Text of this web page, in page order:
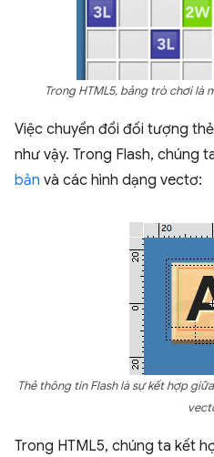
Trong HTML5, bảng trò chơi là
Việc chuyển đổi đối tượng
như vậy. Trong Flash, chúng
bản và các hình dạng vectơ:
Thẻ thông tin Flash là sự kết hợp
Trong HTML5, chúng ta kết